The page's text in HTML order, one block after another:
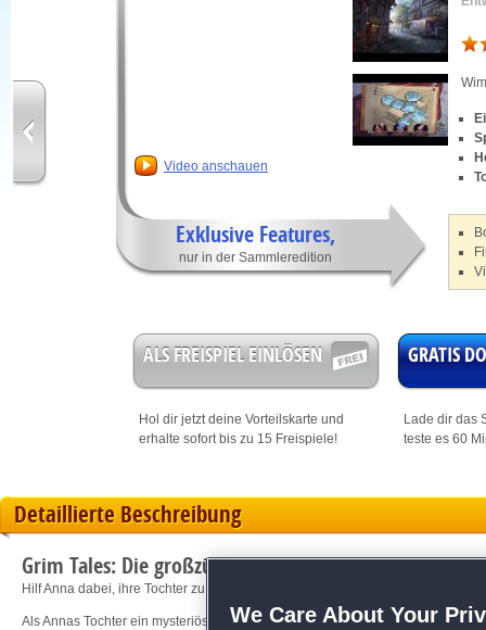
Video anschauen
Exklusive Features,
nur in der Sammleredition
ALS FREISPIEL EINLÖSEN
Hol dir jetzt deine Vorteilskarte und
erhalte sofort bis zu 15 Freispiele!
GRATIS
Lade dir das
teste es 60
Detaillierte Beschreibung
Grim Tales: Die großzügige Gabe Sammleredition
Hilf Anna dabei, ihre Tochter zu finden!
Als Annas Tochter ein mysteriöses Geburtstagsgeschenk öffnet und sich in
We Care About Your